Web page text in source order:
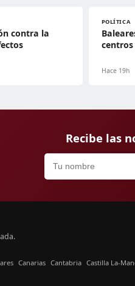
contra la
POLÍTICA
Hace 19h
Recibe las
Canarias Cantabria Castilla La-